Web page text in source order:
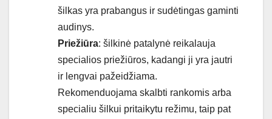
šilkas yra prabangus ir sudėtingas gaminti
audinys.
Priežiūra: šilkinė patalynė reikalauja
specialios priežiūros, kadangi ji yra jautri
ir lengvai pažeidžiama.
Rekomenduojama skalbti rankomis arba
specialiu šilkui pritaikytu režimu, taip pat